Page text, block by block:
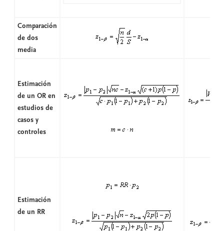
Comparación
de dos
media
Estimación
de un OR en
estudios de
casos y
controles
Estimación
de un RR